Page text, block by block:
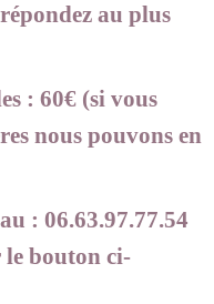
au plus
: 60€ (si vous
nous pouvons en
: 06.63.97.77.54
bouton ci-